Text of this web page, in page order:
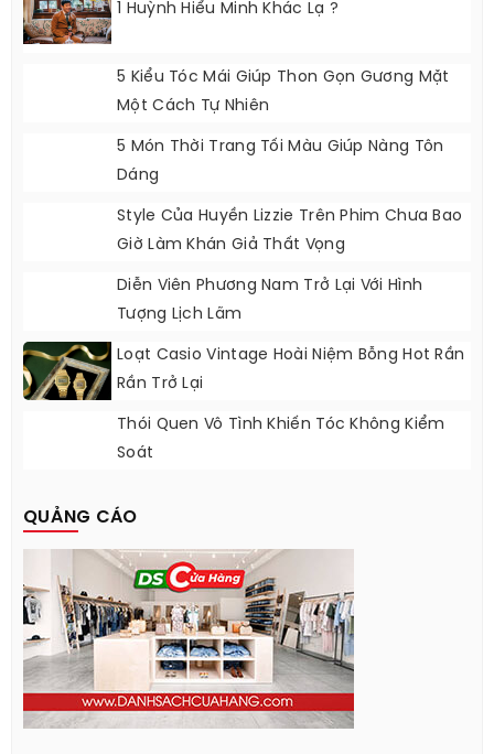
1 Huỳnh Hiểu Minh Khác Lạ ?
5 Kiểu Tóc Mái Giúp Thon Gọn Gương Mặt
Một Cách Tự Nhiên
5 Món Thời Trang Tối Màu Giúp Nàng Tôn
Dáng
Style Của Huyền Lizzie Trên Phim Chưa Bao
Giờ Làm Khán Giả Thất Vọng
Diễn Viên Phương Nam Trở Lại Với Hình
Tượng Lịch Lãm
Loạt Casio Vintage Hoài Niệm Bỗng Hot Rần
Rần Trở Lại
Thói Quen Vô Tình Khiến Tóc Không Kiểm
Soát
QUẢNG CÁO